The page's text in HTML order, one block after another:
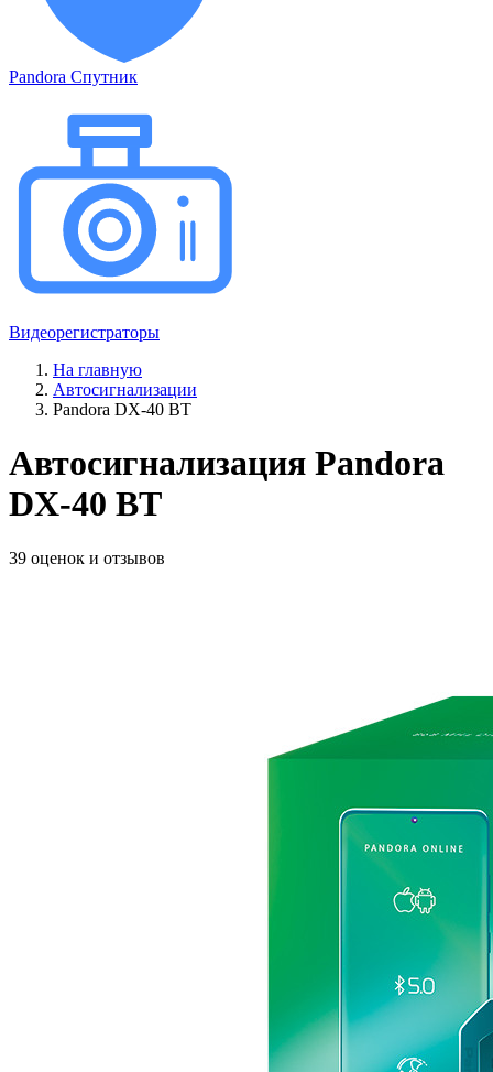
Pandora Спутник
Видеорегистраторы
На главную
Автосигнализации
Pandora DX-40 BT
Автосигнализация Pandora
DX-40 BT
39 оценок и отзывов